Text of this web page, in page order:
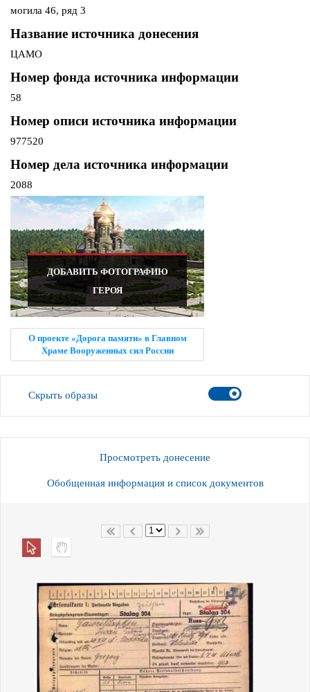
могила 46, ряд 3
Название источника донесения
ЦАМО
Номер фонда источника информации
58
Номер описи источника информации
977520
Номер дела источника информации
2088
ДОБАВИТЬ ФОТОГРАФИЮ
ГЕРОЯ
О проекте «Дорога памяти» в Главном
Храме Вооруженных сил России
Скрыть образы
Просмотреть донесение
Обобщенная информация и список документов